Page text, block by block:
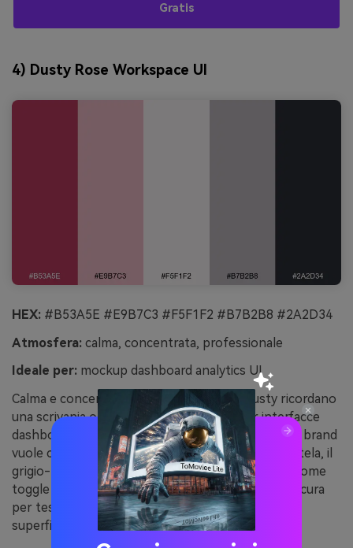
Gratis
4) Dusty Rose Workspace UI
HEX: #B53A5E #E9B7C3 #F5F1F2 #B7B2B8 #2A2D34
Atmosfera: calma, concentrata, professionale
Ideale per: mockup dashboard analytics UI
Calma e concentrata, queste sfumature dusty ricordano
una scrivania ordinata all’alba. Perfette per interfacce
dashboard dove i grafici devono essere chiari ma il brand
vuole comunque calore. Usa il quasi-bianco come tela, il
grigio-lilla per le card e il lampone per stati attivi come
toggle o progress bar. Consiglio: riserva l’ardesia scura
per testi e assi così i dati rimangano leggibili sulle
superfici soft.